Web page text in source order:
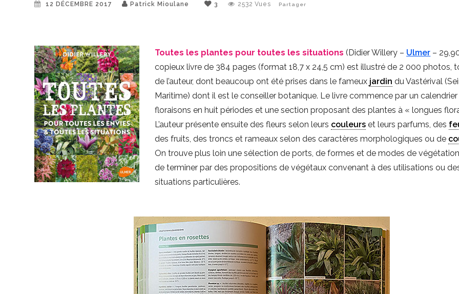
12 DÉCEMBRE 2017 Patrick Mioulane 3 2532 Vues Partager
Toutes les plantes pour toutes les situations (Didier Willery – Ulmer –
copieux livre de 384 pages (format 18,7 x 24,5 cm) est illustré de 2 000 photos,
de l’auteur, dont beaucoup ont été prises dans le fameux jardin du Vastérival
Maritime) dont il est le conseiller botanique. Le livre commence par un
floraisons en huit périodes et une section proposant des plantes à « longues
L’auteur présente ensuite des fleurs selon leurs couleurs et leurs parfums, des
des fruits, des troncs et rameaux selon des caractères morphologiques ou de
On trouve plus loin une sélection de ports, de formes et de modes de
de terminer par des propositions de végétaux convenant à des utilisations ou
situations particulières.